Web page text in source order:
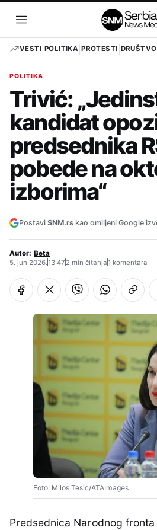
sadržaj
Otvori
meni
VESTI POLITIKA PROTESTI DRUŠTVO
POLITIKA
Trivić:
kandidat
predsednika
pobede na
izborima“
Postavi SNM.rs kao omiljeni Google
Autor: Beta
5. jun 2026.13:47 2 min čitanja1 komentara
Foto: Milos Tesic/ATAImages
Predsednica Narodnog